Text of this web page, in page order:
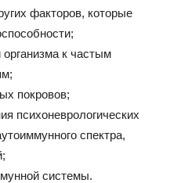
факторов, которые
к частым
покровов;
психоневрологических
спектра,
системы.